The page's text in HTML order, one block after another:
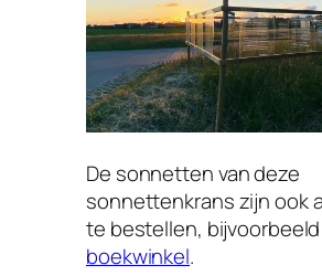
De sonnetten van deze
sonnettenkrans zijn ook
te bestellen,
boekwinkel.